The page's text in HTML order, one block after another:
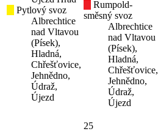
Pytlový svoz
Albrechtice
nad Vltavou
(Písek),
Hladná,
Chřešťovice,
Jehnědno,
Údraž,
Újezd
Rumpold-
směsný svoz
Albrechtice
nad Vltavou
(Písek),
Hladná,
Chřešťovice,
Jehnědno,
Údraž,
Újezd
25